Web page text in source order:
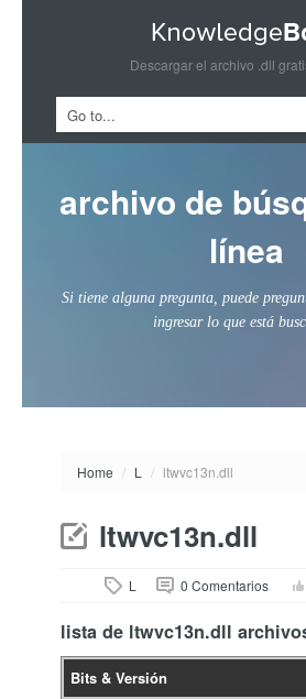
Descargar el archivo .dll
archivo de
línea
Si tiene alguna pregunta, puede
ingresar lo que está
Home / L / ltwvc13n.dll
ltwvc13n.dll
L 0 Comentarios
lista de ltwvc13n.dll
Bits & Versión